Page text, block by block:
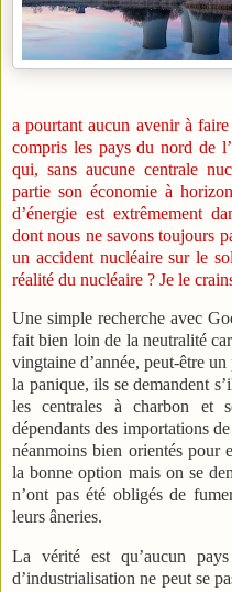
a pourtant aucun avenir à
compris les pays du nord de
qui, sans aucune centrale
partie son économie à
d’énergie est extrêmement
dont nous ne savons toujours
un accident nucléaire sur le
réalité du nucléaire ? Je le
Une simple recherche avec
fait bien loin de la neutralité
vingtaine d’année, peut-être
la panique, ils se demandent
les centrales à charbon et
dépendants des importations
néanmoins bien orientés pour
la bonne option mais on se
n’ont pas été obligés de
leurs âneries.
La vérité est qu’aucun
d’industrialisation ne peut se